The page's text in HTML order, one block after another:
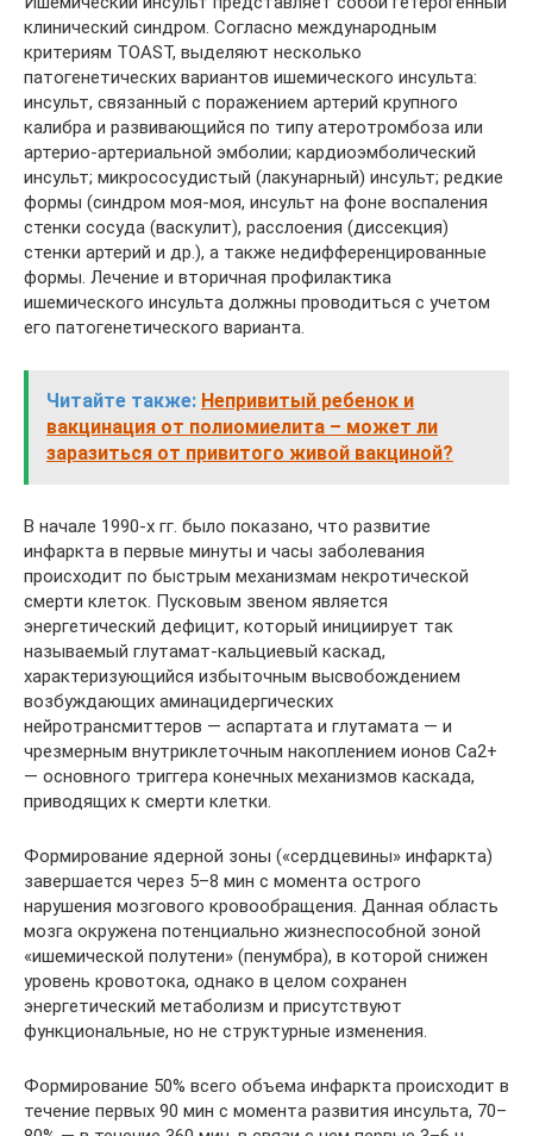
клинический синдром. Согласно международным
критериям TOAST, выделяют несколько
патогенетических вариантов ишемического инсульта:
инсульт, связанный с поражением артерий крупного
калибра и развивающийся по типу атеротромбоза или
артерио-артериальной эмболии; кардиоэмболический
инсульт; микрососудистый (лакунарный) инсульт; редкие
формы (синдром моя-моя, инсульт на фоне воспаления
стенки сосуда (васкулит), расслоения (диссекция)
стенки артерий и др.), а также недифференцированные
формы. Лечение и вторичная профилактика
ишемического инсульта должны проводиться с учетом
его патогенетического варианта.
Читайте также: Непривитый ребенок и
вакцинация от полиомиелита – может ли
заразиться от привитого живой вакциной?
В начале 1990-х гг. было показано, что развитие
инфаркта в первые минуты и часы заболевания
происходит по быстрым механизмам некротической
смерти клеток. Пусковым звеном является
энергетический дефицит, который инициирует так
называемый глутамат-кальциевый каскад,
характеризующийся избыточным высвобождением
возбуждающих аминацидергических
нейротрансмиттеров — аспартата и глутамата — и
чрезмерным внутриклеточным накоплением ионов Са2+
— основного триггера конечных механизмов каскада,
приводящих к смерти клетки.
Формирование ядерной зоны («сердцевины» инфаркта)
завершается через 5–8 мин с момента острого
нарушения мозгового кровообращения. Данная область
мозга окружена потенциально жизнеспособной зоной
«ишемической полутени» (пенумбра), в которой снижен
уровень кровотока, однако в целом сохранен
энергетический метаболизм и присутствуют
функциональные, но не структурные изменения.
Формирование 50% всего объема инфаркта происходит в
течение первых 90 мин с момента развития инсульта, 70–